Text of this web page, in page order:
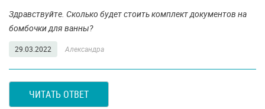
Здравствуйте. Сколько будет стоить комплект документов на
бомбочки для ванны?
29.03.2022 Александра
ЧИТАТЬ ОТВЕТ